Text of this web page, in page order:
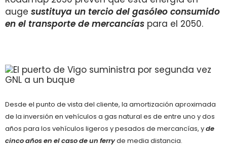
auge sustituya un tercio del gasóleo consumido
en el transporte de mercancías para el 2050.
Desde el punto de vista del cliente, la amortización aproximada
de la inversión en vehículos a gas natural es de entre uno y dos
años para los vehículos ligeros y pesados de mercancías, yde
cinco años en el caso de un ferryde media distancia.